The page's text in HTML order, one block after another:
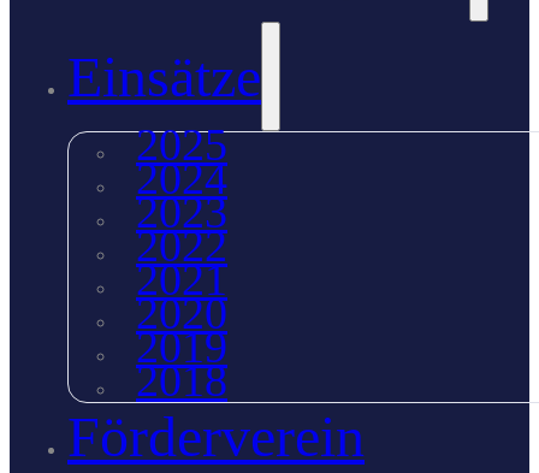
Einsätze
2025
2024
2023
2022
2021
2020
2019
2018
Förderverein